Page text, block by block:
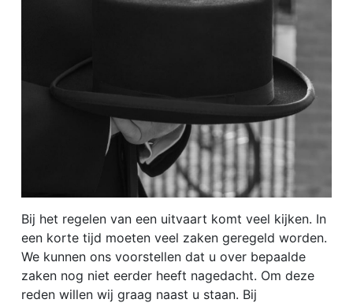
Bij het regelen van een uitvaart komt veel kijken. In
een korte tijd moeten veel zaken geregeld worden.
We kunnen ons voorstellen dat u over bepaalde
zaken nog niet eerder heeft nagedacht. Om deze
reden willen wij graag naast u staan. Bij